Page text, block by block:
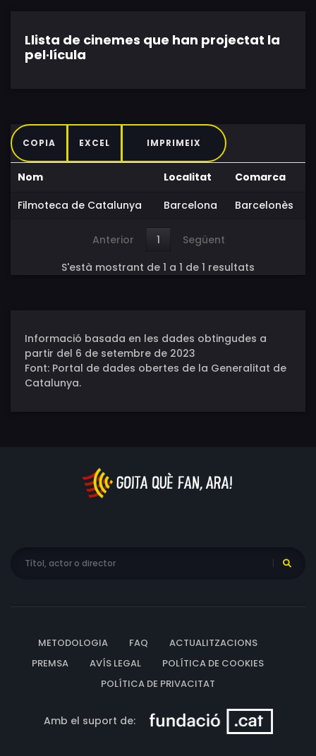
Llista de cinemes que han projectat la
pel·lícula
COPIA EXCEL IMPRIMEIX
Nom Localitat
Comarca
Filmoteca de Catalunya
Barcelona Barcelonès
Anterior 1
Següent
S'està mostrant de 1 a 1 de 1 resultats
Informació basada en les dades obtingudes a
partir del 6 de setembre de 2023
Font: Portal de dades obertes de la Generalitat de
Catalunya.
METODOLOGIA FAQ
ACTUALITZACIONS
PREMSA
AVÍS LEGAL
POLÍTICA DE COOKIES
POLÍTICA DE PRIVACITAT
Amb el suport de: